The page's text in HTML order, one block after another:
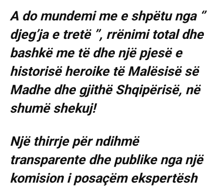
A do mundemi me e shpëtu nga ‘’
djeg’ja e tretë ’’, rrënimi total dhe
bashkë me të dhe një pjesë e
historisë heroike të Malësisë së
Madhe dhe gjithë Shqipërisë, në
shumë shekuj!
Një thirrje për ndihmë
transparente dhe publike nga një
komision i posaçëm ekspertësh